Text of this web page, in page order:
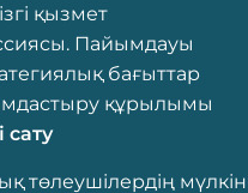
сату
мүлік тізімі
төлеушілердің мүлік
өндіріп алу рәсімі
ету құқықтары
қызмет
Пайымдауы
бағыттар
құрылымы
сату
төлеушілердің